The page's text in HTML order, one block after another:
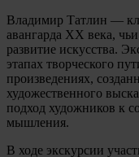
Владимир Татлин —
авангарда XX века,
развитие искусства.
этапах творческого
произведениях,
художественного
подход художников к
мышления.
В ходе экскурсии